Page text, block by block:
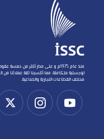
منذ عام 1975م و على مدار أكثر من
لوجستية متكاملة، مما أكسبنا ثقة عملائنا
مختلف القطاعات التجارية والصناعية.